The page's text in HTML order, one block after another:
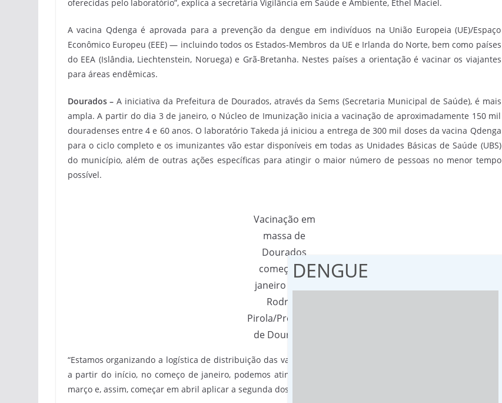
oferecidas pelo laboratório”, explica a secretária Vigilância em Saúde e Ambiente, Ethel Maciel.
A vacina Qdenga é aprovada para a prevenção da dengue em indivíduos na União Europeia (UE)/Espaço
Econômico Europeu (EEE) — incluindo todos os Estados-Membros da UE e Irlanda do Norte, bem como países
do EEA (Islândia, Liechtenstein, Noruega) e Grã-Bretanha. Nestes países a orientação é vacinar os viajantes
para áreas endêmicas.
Dourados –A iniciativa da Prefeitura de Dourados, através da Sems (Secretaria Municipal de Saúde), é mais
ampla. A partir do dia 3 de janeiro, o Núcleo de Imunização inicia a vacinação de aproximadamente 150 mil
douradenses entre 4 e 60 anos. O laboratório Takeda já iniciou a entrega de 300 mil doses da vacina Qdenga
para o ciclo completo e os imunizantes vão estar disponíveis em todas as Unidades Básicas de Saúde (UBS)
do município, além de outras ações específicas para atingir o maior número de pessoas no menor tempo
possível.
Vacinação em
massa de
Dourados
começa em
janeiro (Foto:
Rodrigo
Pirola/Prefeitura
de Dourados)
“Estamos organizando a logística de distribuição das vacinas, do planejamento nas unidades de saúde para,
a partir do início, no começo de janeiro, podemos atingir essa população de 150 mil pessoas até o fim de
março e, assim, começar em abril aplicar a segunda dose”, explica o gerente do NI, Edvan Marcelo Marques.
DENGUE